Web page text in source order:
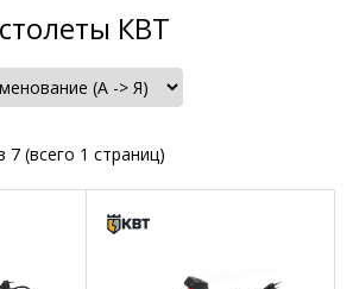
КВТ
7 (всего 1 страниц)